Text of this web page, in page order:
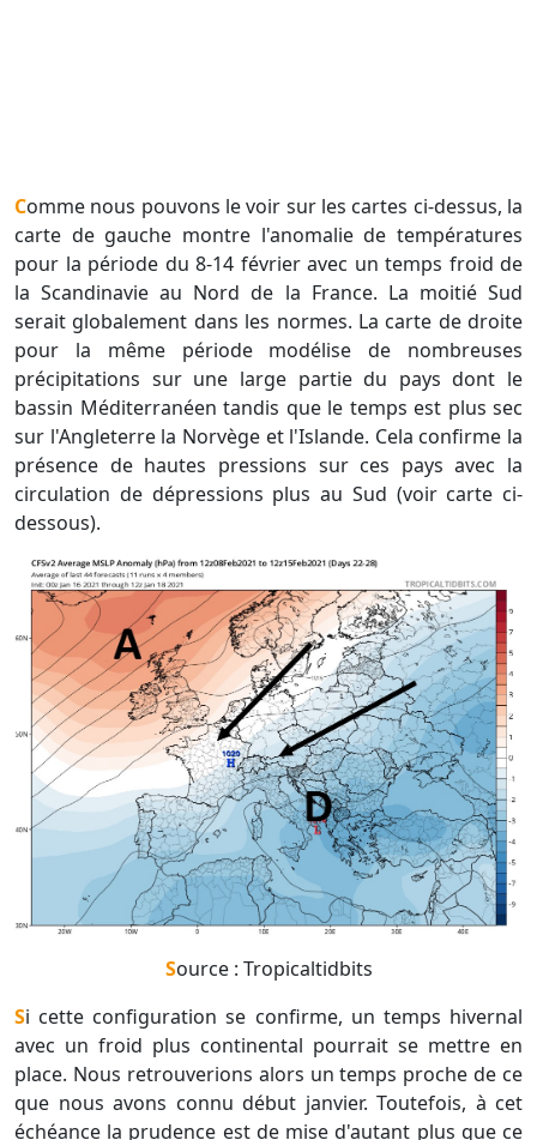
Comme nous pouvons le voir sur les cartes ci-dessus, la
carte de gauche montre l'anomalie de températures
pour la période du 8-14 février avec un temps froid de
la Scandinavie au Nord de la France. La moitié Sud
serait globalement dans les normes. La carte de droite
pour la même période modélise de nombreuses
précipitations sur une large partie du pays dont le
bassin Méditerranéen tandis que le temps est plus sec
sur l'Angleterre la Norvège et l'Islande. Cela confirme la
présence de hautes pressions sur ces pays avec la
circulation de dépressions plus au Sud (voir carte ci-
dessous).
Source : Tropicaltidbits
Si cette configuration se confirme, un temps hivernal
avec un froid plus continental pourrait se mettre en
place. Nous retrouverions alors un temps proche de ce
que nous avons connu début janvier. Toutefois, à cet
échéance la prudence est de mise d'autant plus que ce